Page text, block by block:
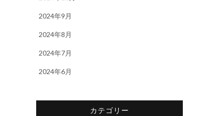
2024年9月
2024年8月
2024年7月
2024年6月
カテゴリー